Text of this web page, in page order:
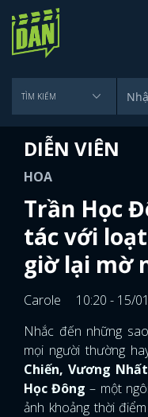
DIỄN VIÊN
HOA
Trần Học
tác với
giờ lại mờ
Carole
10:20 - 15/
Nhắc đến những
mọi người thường
Chiến, Vương
Học Đông – một
ảnh khoảng thời